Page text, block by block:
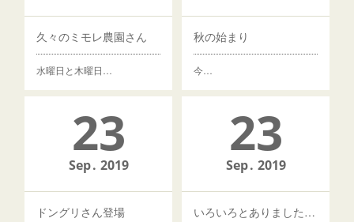
久々のミモレ農園さん
水曜日と木曜日…
秋の始まり
今…
23
Sep 2019
ドングリさん登場
23
Sep 2019
いろいろとありました(^0^)